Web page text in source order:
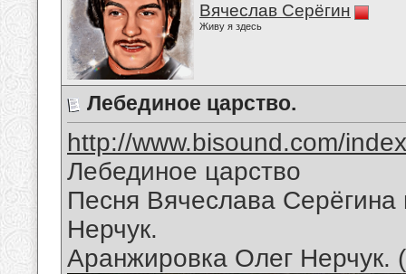
Вячеслав Серёгин
Живу я здесь
Лебединое царство.
http://www.bisound.com/
Лебединое царство
Песня Вячеслава
Нерчук.
Аранжировка Олег Нерчук.